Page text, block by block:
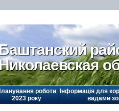
Баштанский
роботи
2023 року
Інформація для
вадами